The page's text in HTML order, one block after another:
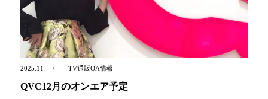
2025.11 TV通販OA情報
QVC12月のオンエア予定